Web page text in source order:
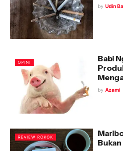
by Udin
OPINI
Babi
by Azami
REVIEW ROKOK